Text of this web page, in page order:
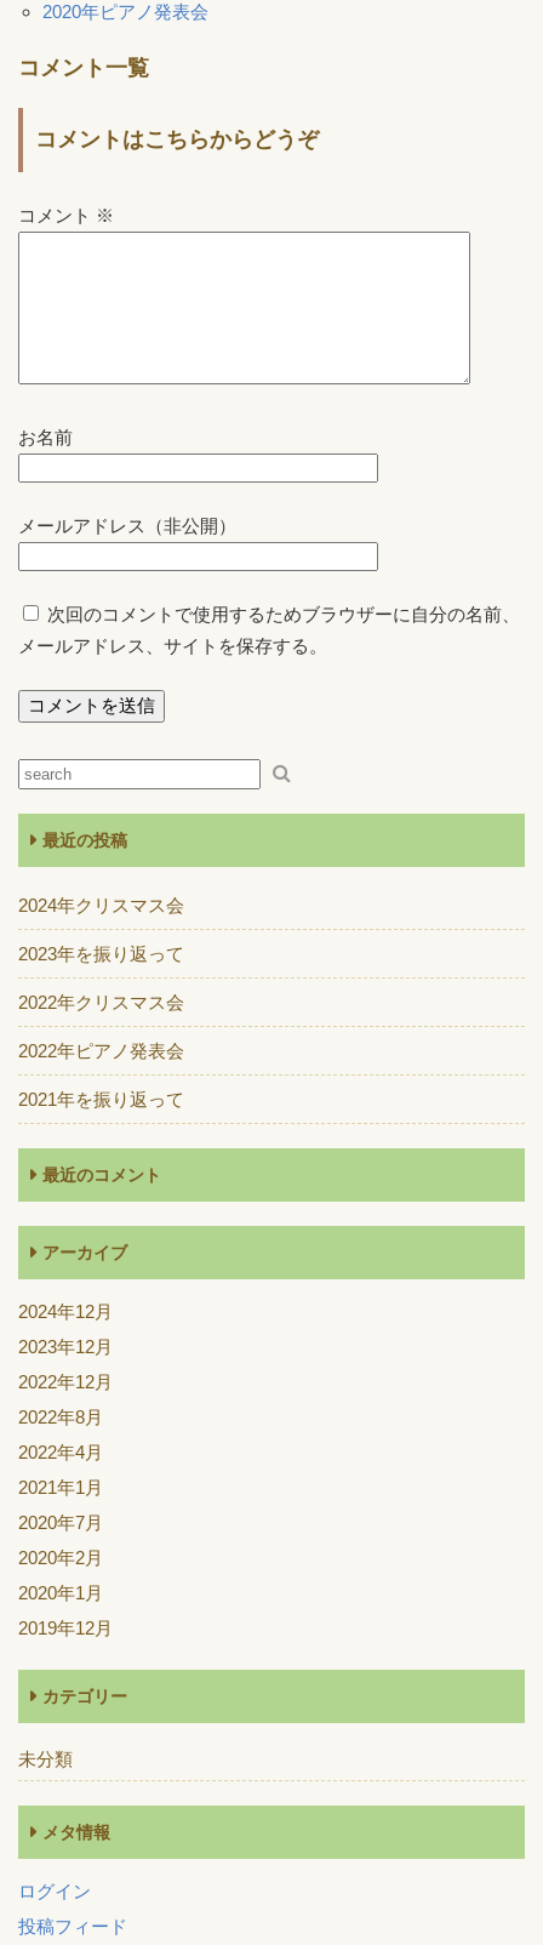
2020年ピアノ発表会
コメント一覧
コメントはこちらからどうぞ
コメント ※
お名前
メールアドレス（非公開）
次回のコメントで使用するためブラウザーに自分の名前、
メールアドレス、サイトを保存する。
最近の投稿
2024年クリスマス会
2023年を振り返って
2022年クリスマス会
2022年ピアノ発表会
2021年を振り返って
最近のコメント
アーカイブ
2024年12月
2023年12月
2022年12月
2022年8月
2022年4月
2021年1月
2020年7月
2020年2月
2020年1月
2019年12月
カテゴリー
未分類
メタ情報
ログイン
投稿フィード